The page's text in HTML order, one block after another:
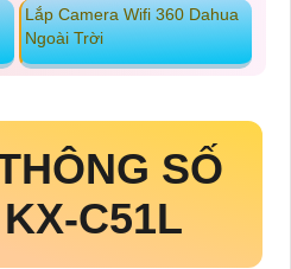
Lắp Camera Wifi 360 Dahua
Ngoài Trời
SỐ
C51L